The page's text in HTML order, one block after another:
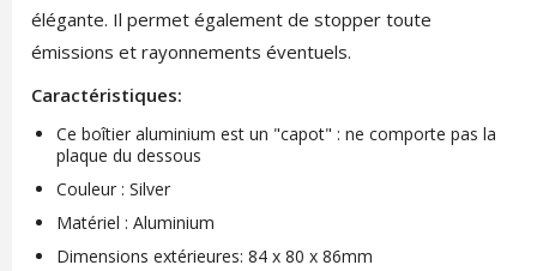
élégante. Il permet également de stopper toute
émissions et rayonnements éventuels.
Caractéristiques:
Ce boîtier aluminium est un "capot" : ne comporte pas la
plaque du dessous
Couleur : Silver
Matériel : Aluminium
Dimensions extérieures: 84 x 80 x 86mm